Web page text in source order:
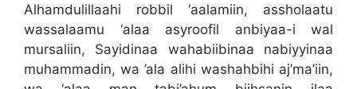
Alhamdulillaahi robbil ‘aalamiin, assholaatu
wassalaamu ‘alaa asyroofil anbiyaa-i wal
mursaliin, Sayidinaa wahabiibinaa nabiyyinaa
muhammadin, wa ’ala alihi washahbihi aj’ma’iin,